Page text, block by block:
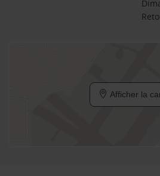
Afficher la